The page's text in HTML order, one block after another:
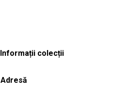
Informații colecții
Adresă